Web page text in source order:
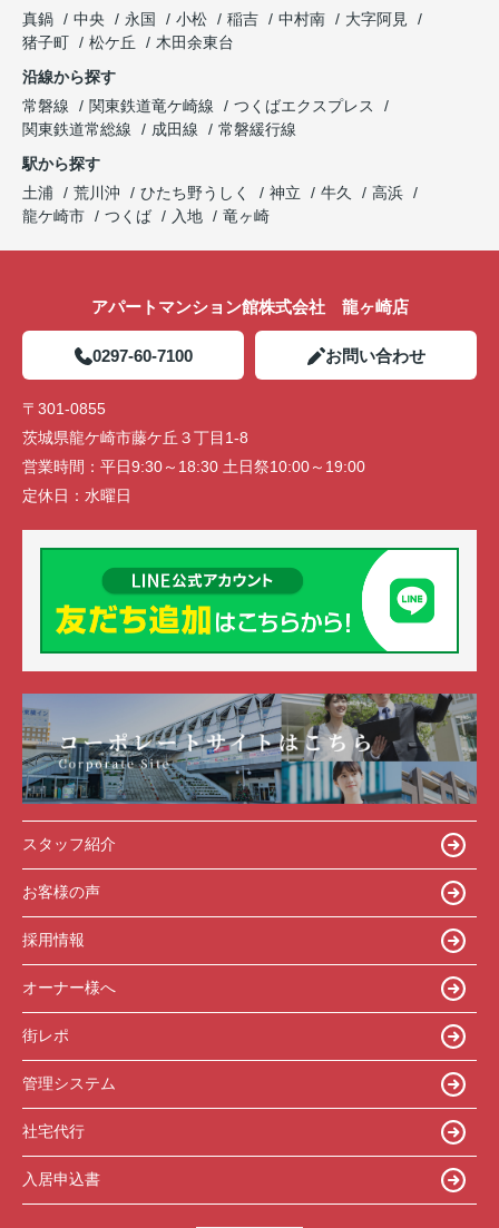
真鍋
中央 永国 小松 稲吉 中村南
大字阿見
猪子町
松ケ丘
木田余東台
沿線から探す
常磐線
関東鉄道竜ケ崎線
つくばエクスプレス
関東鉄道常総線
成田線
常磐緩行線
駅から探す
土浦
荒川沖 ひたち野うしく 神立 牛久
高浜
龍ケ崎市
つくば 入地 竜ヶ崎
アパートマンション館株式会社 龍ヶ崎店
0297-60-7100 お問い合わせ
〒301-0855
茨城県龍ケ崎市藤ケ丘３丁目1-8
営業時間： 平日9:30～18:30 土日祭10:00～19:00
定休日： 水曜日
スタッフ紹介
お客様の声
採用情報
オーナー様へ
街レポ
管理システム
社宅代行
入居申込書